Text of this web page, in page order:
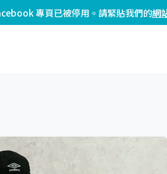
專頁已被停用。請緊貼我們的網